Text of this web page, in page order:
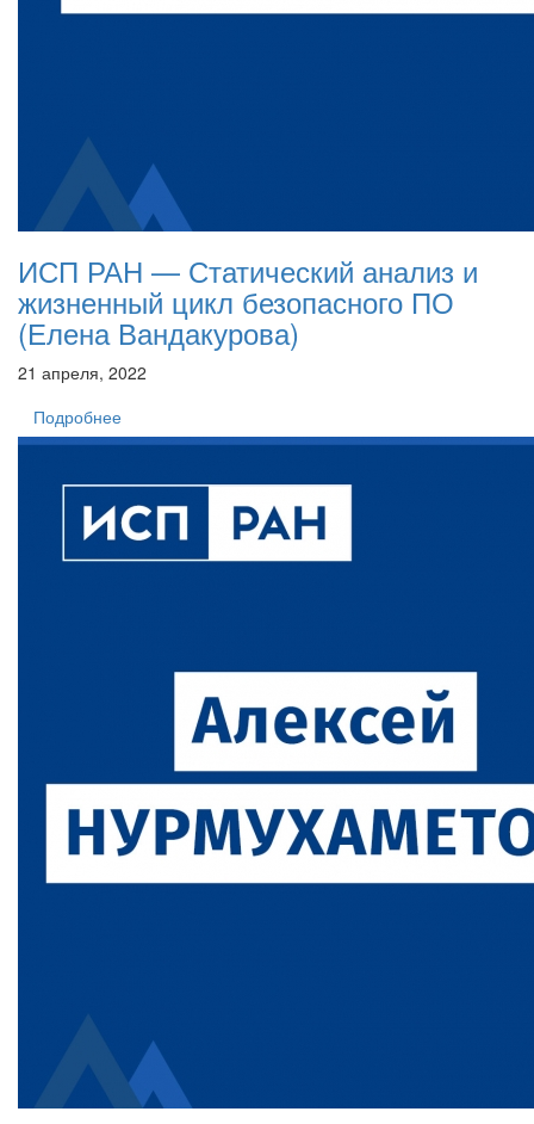
ИСП РАН — Статический анализ и
жизненный цикл безопасного ПО
(Елена Вандакурова)
21 апреля, 2022
Подробнее